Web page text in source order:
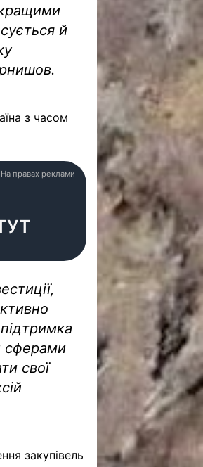
й
з часом
На правах реклами
сферами
свої
закупівель